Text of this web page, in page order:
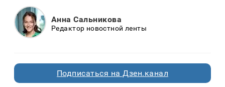
Анна Сальникова
Редактор новостной ленты
Подписаться на Дзен.канал